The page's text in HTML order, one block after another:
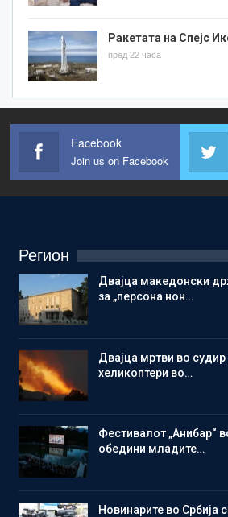
Ракетата на Спејс
пред 22 часа
Facebook
Join us on Facebook
Регион
Двајца македонски
за „персона нон…
Двајца мртви во
хеликоптери во…
Фестивалот „Анибар“
обедини младите…
Новинарите во Србија